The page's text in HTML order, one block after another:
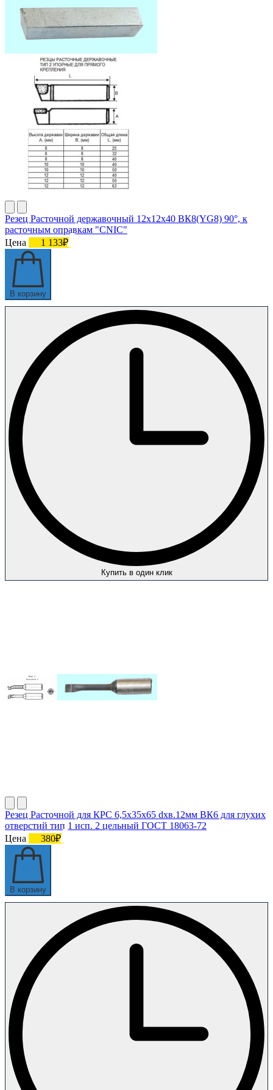
Резец Расточной державочный 12х12х40 ВК8(YG8) 90°, к
расточным оправкам "CNIC"
Цена
1 133₽
В корзину
Купить в один клик
Резец Расточной для КРС 6,5х35х65 dхв.12мм ВК6 для глухих
отверстий тип 1 исп. 2 цельный ГОСТ 18063-72
Цена
380₽
В корзину